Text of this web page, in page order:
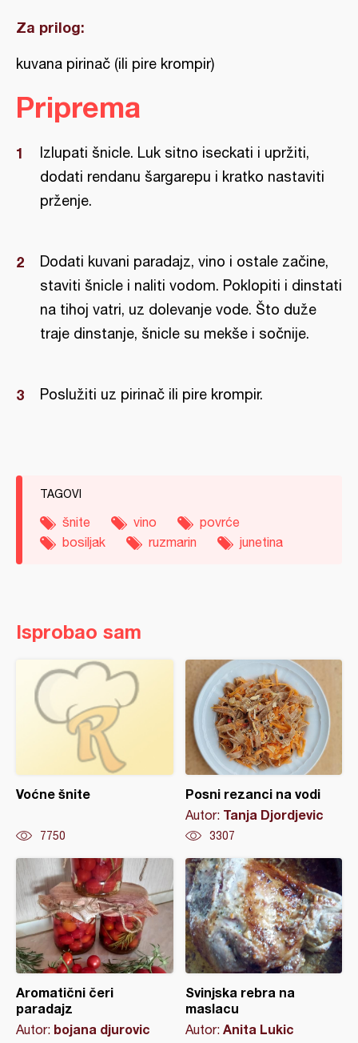
Za prilog:
kuvana pirinač (ili pire krompir)
Priprema
Izlupati šnicle. Luk sitno iseckati i upržiti,
dodati rendanu šargarepu i kratko nastaviti
prženje.
Dodati kuvani paradajz, vino i ostale začine,
staviti šnicle i naliti vodom. Poklopiti i dinstati
na tihoj vatri, uz dolevanje vode. Što duže
traje dinstanje, šnicle su mekše i sočnije.
Poslužiti uz pirinač ili pire krompir.
TAGOVI
šnite vino
povrće
bosiljak
ruzmarin junetina
Isprobao sam
Voćne šnite
7750
Posni rezanci na vodi
Autor: Tanja Djordjevic
3307
Aromatični čeri
paradajz
Autor: bojana djurovic
Svinjska rebra na
maslacu
Autor: Anita Lukic